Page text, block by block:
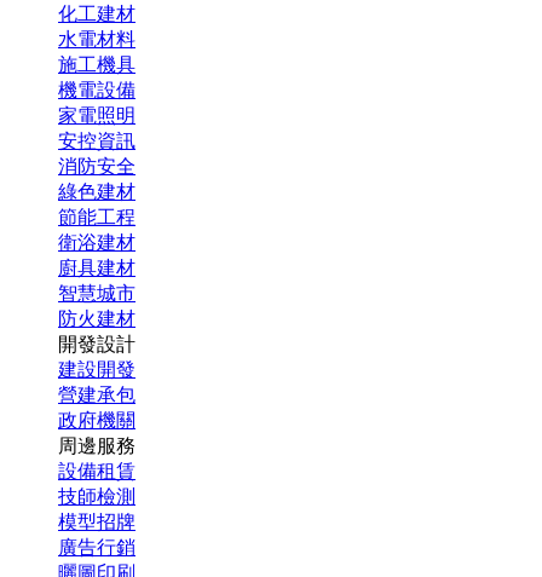
化工建材
水電材料
施工機具
機電設備
家電照明
安控資訊
消防安全
綠色建材
節能工程
衛浴建材
廚具建材
智慧城市
防火建材
開發設計
建設開發
營建承包
政府機關
周邊服務
設備租賃
技師檢測
模型招牌
廣告行銷
曬圖印刷